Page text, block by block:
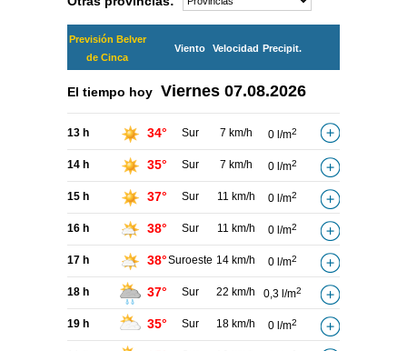
Previsión Belver
de Cinca
Viento Velocidad Precipit.
El tiempo hoy Viernes 07.08.2026
13 h 34° Sur 7 km/h 0 l/m2
14 h 35° Sur 7 km/h 0 l/m2
15 h 37° Sur 11 km/h 0 l/m2
16 h 38° Sur 11 km/h 0 l/m2
17 h 38°Suroeste 14 km/h 0 l/m2
18 h 37° Sur 22 km/h 0,3 l/m2
19 h 35° Sur 18 km/h 0 l/m2